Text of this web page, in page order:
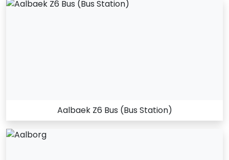
Aalbaek Z6 Bus (Bus Station)